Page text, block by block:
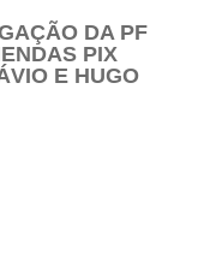
DA PF
PIX
E HUGO